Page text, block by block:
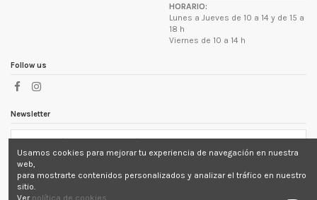
HORARIO:
Lunes a Jueves de 10 a 14 y de 15 a
18 h
Viernes de 10 a 14 h
Follow us
Newsletter
Puede darse de baja en cualquier momento. Para ello,
consulte nuestra información de contacto en el aviso
legal.
Usamos cookies para mejorar tu experiencia de navegación en nuestra
web,
para mostrarte contenidos personalizados y analizar el tráfico en nuestro
sitio.